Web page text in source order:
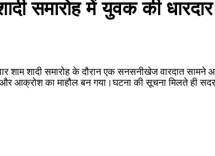
समारोह में युवक की धारदार
शाम शादी समारोह के दौरान एक सनसनीखेज वारदात
आक्रोश का माहौल बन गया।घटना की सूचना मिलते ही सदर